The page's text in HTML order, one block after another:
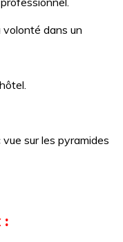
dans un
sur les pyramides
: